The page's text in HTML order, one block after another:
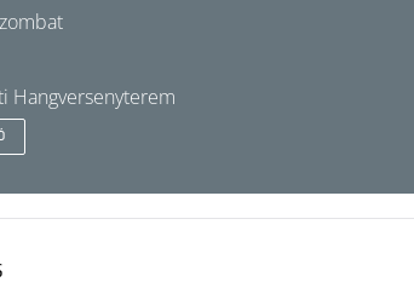
Hangversenyterem